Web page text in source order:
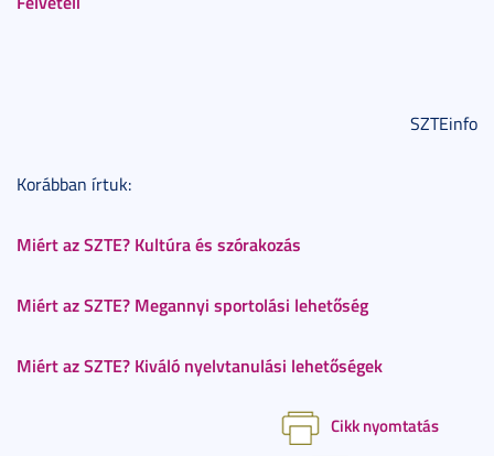
SZTEinfo
Korábban írtuk:
Miért az SZTE? Kultúra és szórakozás
Miért az SZTE? Megannyi sportolási lehetőség
Miért az SZTE? Kiváló nyelvtanulási lehetőségek
Cikk nyomtatás